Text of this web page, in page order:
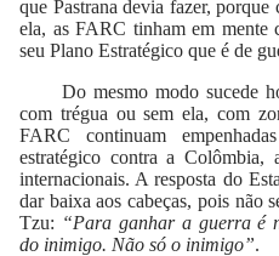
que Pastrana devia fazer,
ela, as FARC tinham em mente
seu Plano Estratégico que é de
Do mesmo modo sucede
com trégua ou sem ela, com
FARC continuam
estratégico contra a Colômbia,
internacionais. A resposta do
dar baixa aos cabeças, pois não
Tzu: “Para ganhar a guerra é
do inimigo. Não só o inimigo”.